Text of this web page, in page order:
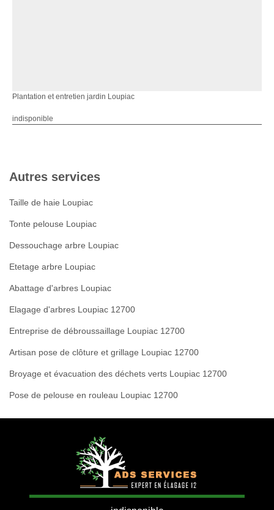
Plantation et entretien jardin Loupiac
indisponible
Autres services
Taille de haie Loupiac
Tonte pelouse Loupiac
Dessouchage arbre Loupiac
Etetage arbre Loupiac
Abattage d'arbres Loupiac
Elagage d'arbres Loupiac 12700
Entreprise de débroussaillage Loupiac 12700
Artisan pose de clôture et grillage Loupiac 12700
Broyage et évacuation des déchets verts Loupiac 12700
Pose de pelouse en rouleau Loupiac 12700